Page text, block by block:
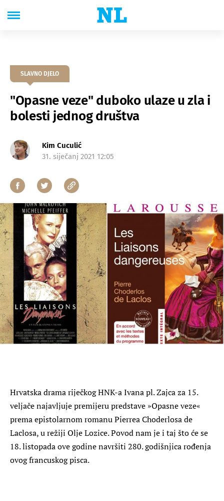
SLAVNO DJELO
"Opasne veze" duboko ulaze u zla i
bolesti jednog društva
Kim Cuculić
31. siječanj 2021 12:05
Hrvatska drama riječkog HNK-a Ivana pl. Zajca za 15.
veljače najavljuje premijeru predstave »Opasne veze«
prema epistolarnom romanu Pierrea Choderlosa de
Laclosa, u režiji Olje Lozice. Povod nam je i taj što će se
18. listopada ove godine navršiti 280. godišnjica rođenja
ovog francuskog pisca.